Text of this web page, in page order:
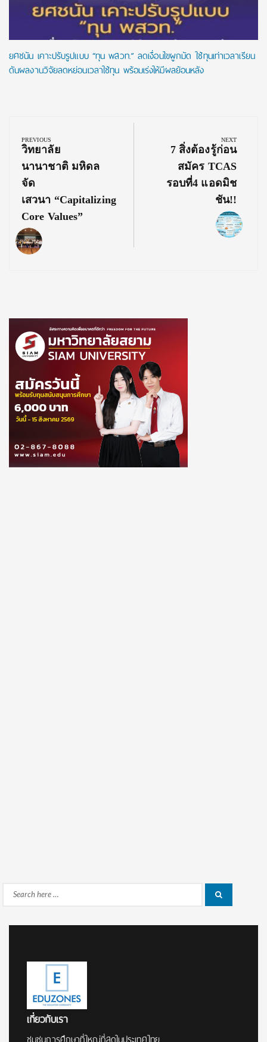
ยศชนัน เคาะปรับรูปแบบ “ทุน พสวท.” ลดเงื่อนไขผูกมัด ใช้ทุนเท่าเวลาเรียน
ดันผลงานวิจัยลดหย่อนเวลาใช้ทุน พร้อมเร่งให้มีผลย้อนหลัง
navigation
PREVIOUS
Previous
Post:
วิทยาลัย
นานาชาติ มหิดล
จัด
เสวนา “Capitalizing
Core Values”
NEXT
Next
Post:
7 สิ่งต้องรู้ก่อน
สมัคร TCAS
รอบที่4 แอดมิช
ชัน!!
Search
เกี่ยวกับเรา